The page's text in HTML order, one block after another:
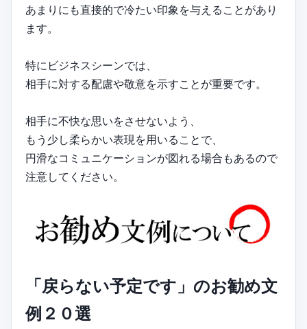
あまりにも直接的で冷たい印象を与えることがあり
ます。
特にビジネスシーンでは、
相手に対する配慮や敬意を示すことが重要です。
相手に不快な思いをさせないよう、
もう少し柔らかい表現を用いることで、
円滑なコミュニケーションが図れる場合もあるので
注意してください。
「戻らない予定です」のお勧め文
例２０選